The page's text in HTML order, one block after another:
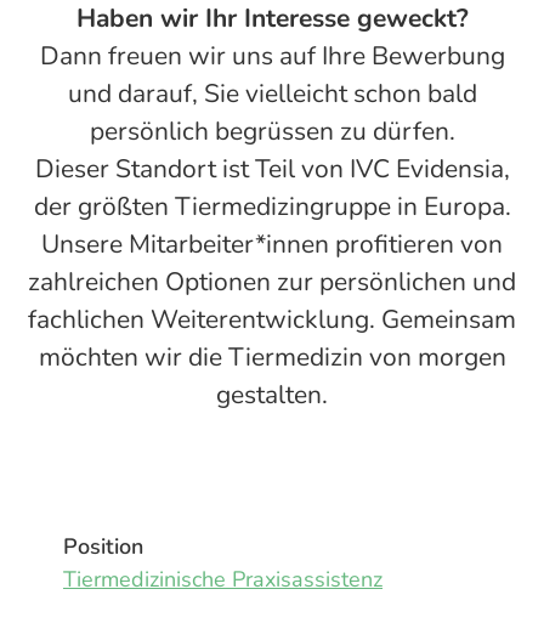
Haben wir Ihr Interesse geweckt?
Dann freuen wir uns auf Ihre Bewerbung
und darauf, Sie vielleicht schon bald
persönlich begrüssen zu dürfen.
Dieser Standort ist Teil von IVC Evidensia,
der größten Tiermedizingruppe in Europa.
Unsere Mitarbeiter*innen profitieren von
zahlreichen Optionen zur persönlichen und
fachlichen Weiterentwicklung. Gemeinsam
möchten wir die Tiermedizin von morgen
gestalten.
Position
Tiermedizinische Praxisassistenz